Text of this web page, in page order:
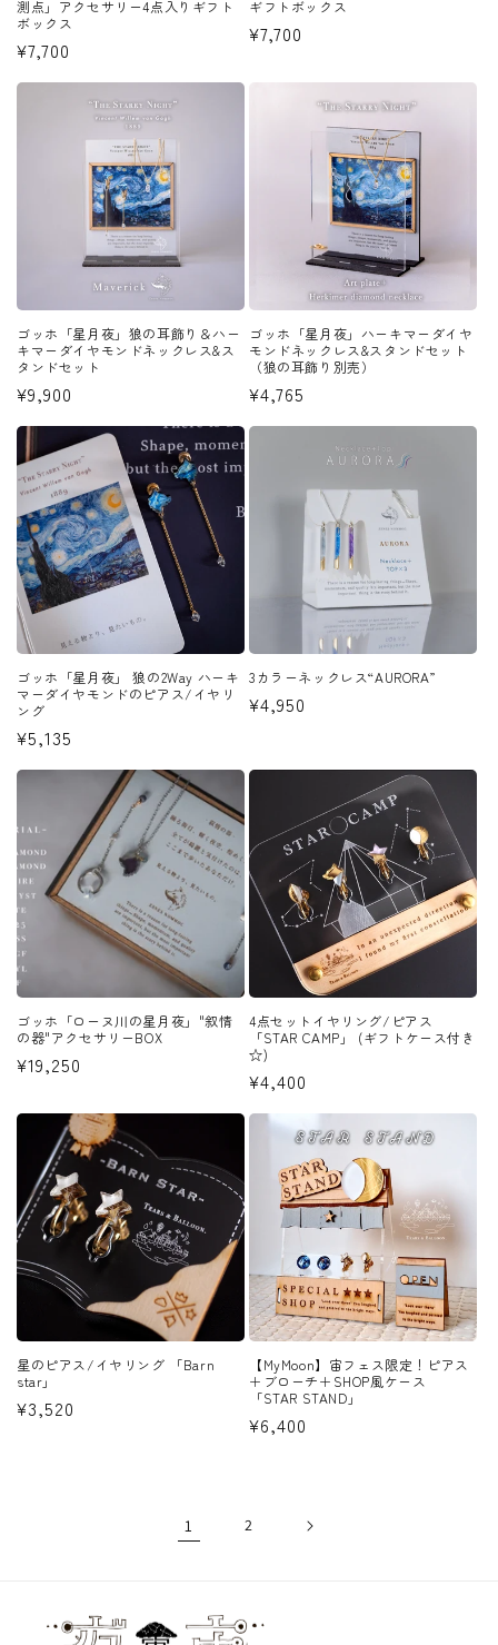
測点」アクセサリー4点入りギフト
ボックス
通
常
¥7,700
ギフトボックス
通
¥7,700
ゴッホ「星月夜」狼の耳飾り＆ハー
キマーダイヤモンドネックレス&ス
タンドセット
通
常
価
格
¥9,900
ゴッホ「星月夜」ハーキマーダイヤ
モンドネックレス&スタンドセット
（狼の耳飾り別売）
通
常
¥4,765
ゴッホ「星月夜」 狼の2Way ハーキ
マーダイヤモンドのピアス/イヤリ
ング
通
常
¥5,135
3カラーネックレス“AURORA”
通
¥4,950
ゴッホ「ローヌ川の星月夜」"叙情
の器"アクセサリーBOX
通
価
¥19,250
4点セットイヤリング/ピアス
「STAR CAMP」 (ギフトケース付き
☆)
通
常
¥4,400
星のピアス/イヤリング 「Barn
star」
通
¥3,520
【MyMoon】宙フェス限定！ピアス
＋ブローチ＋SHOP風ケース
「STAR STAND」
通
¥6,400
1 2